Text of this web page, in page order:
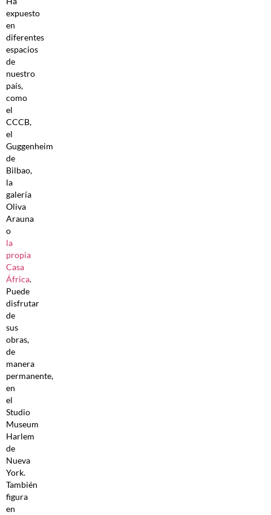
expuesto
en
diferentes
espacios
de
nuestro
país,
como
el
CCCB,
el
Guggenheim
de
Bilbao,
la
galería
Oliva
Arauna
o
la
propia
Casa
África.
Puede
disfrutar
de
sus
obras,
de
manera
permanente,
en
el
Studio
Museum
Harlem
de
Nueva
York.
También
figura
en